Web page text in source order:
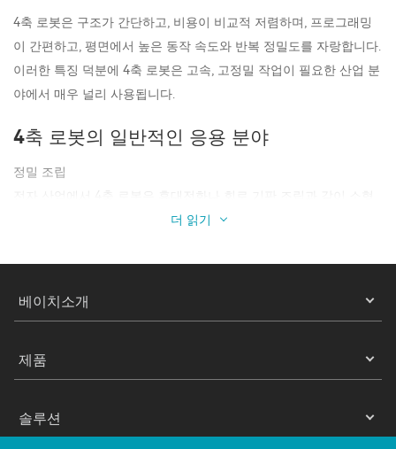
4축 로봇은 구조가 간단하고, 비용이 비교적 저렴하며, 프로그래밍
이 간편하고, 평면에서 높은 동작 속도와 반복 정밀도를 자랑합니다.
이러한 특징 덕분에 4축 로봇은 고속, 고정밀 작업이 필요한 산업 분
야에서 매우 널리 사용됩니다.
4축 로봇의 일반적인 응용 분야
정밀 조립
부품을 빠르고 정밀하게 배치하는 데 사용될 수 있습니다.
동시켜 수동 개입을 줄이고 생산 라인의 원활함을 개선할 수 있습니
포장 및 분류
레타이징을 위한 자동 포장 라인에 사용됩니다.
더 읽기
베이치소개
제품
솔루션